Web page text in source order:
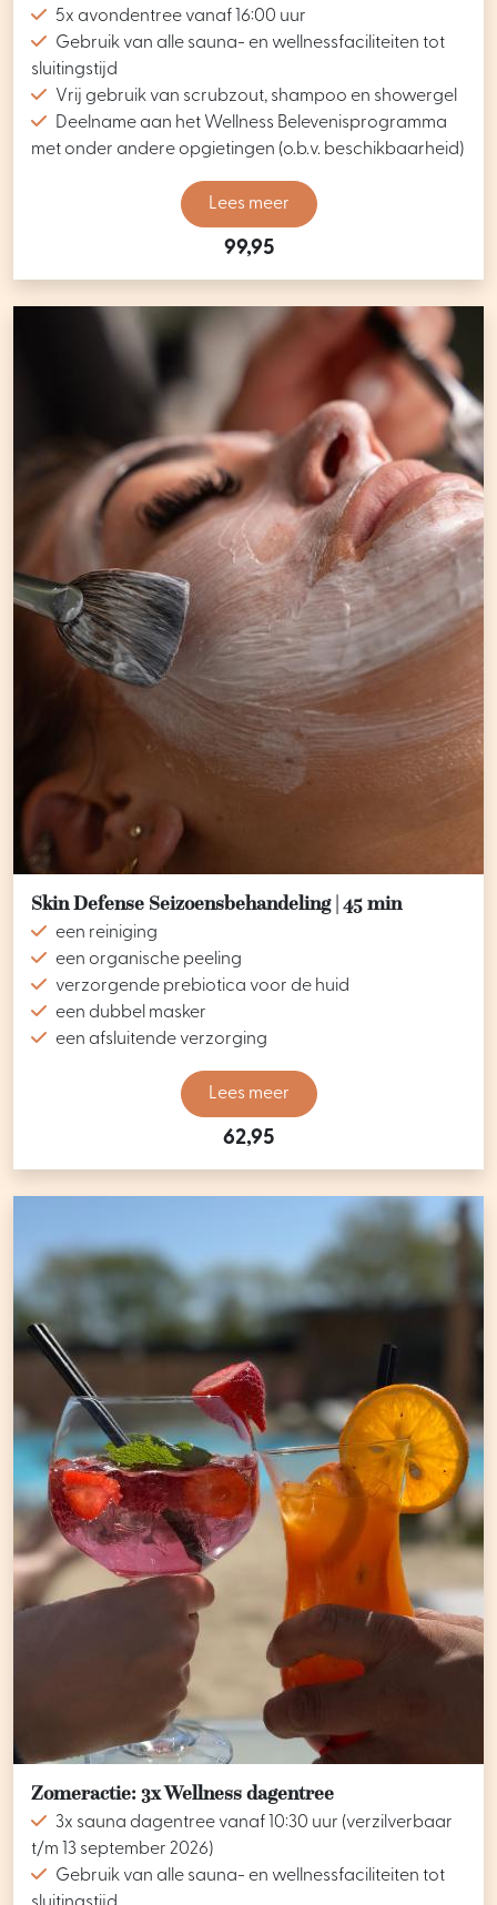
5x avondentree vanaf 16:00 uur
Gebruik van alle sauna- en wellnessfaciliteiten tot
sluitingstijd
Vrij gebruik van scrubzout, shampoo en showergel
Deelname aan het Wellness Belevenisprogramma
met onder andere opgietingen (o.b.v. beschikbaarheid)
Lees meer
99,95
Skin Defense Seizoensbehandeling | 45 min
een reiniging
een organische peeling
verzorgende prebiotica voor de huid
een dubbel masker
een afsluitende verzorging
Lees meer
62,95
Zomeractie: 3x Wellness dagentree
3x sauna dagentree vanaf 10:30 uur (verzilverbaar
t/m 13 september 2026)
Gebruik van alle sauna- en wellnessfaciliteiten tot